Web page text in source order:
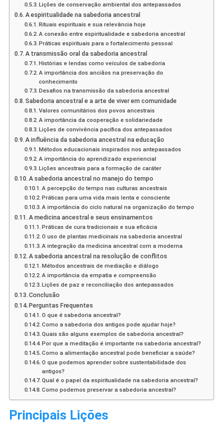
Lições de conservação ambiental dos antepassados
A espiritualidade na sabedoria ancestral
Rituais espirituais e sua relevância hoje
A conexão entre espiritualidade e sabedoria ancestral
Práticas espirituais para o fortalecimento pessoal
A transmissão oral da sabedoria ancestral
Histórias e lendas como veículos de sabedoria
A importância dos anciãos na preservação do
conhecimento
Desafios na transmissão da sabedoria ancestral
Sabedoria ancestral e a arte de viver em comunidade
Valores comunitários dos povos ancestrais
A importância da cooperação e solidariedade
Lições de convivência pacífica dos antepassados
A influência da sabedoria ancestral na educação
Métodos educacionais inspirados nos antepassados
A importância do aprendizado experiencial
Lições ancestrais para a formação de caráter
A sabedoria ancestral no manejo do tempo
A percepção do tempo nas culturas ancestrais
Práticas para uma vida mais lenta e consciente
A importância do ciclo natural na organização do tempo
A medicina ancestral e seus ensinamentos
Práticas de cura tradicionais e sua eficácia
O uso de plantas medicinais na sabedoria ancestral
A integração da medicina ancestral com a moderna
A sabedoria ancestral na resolução de conflitos
Métodos ancestrais de mediação e diálogo
A importância da empatia e compreensão
Lições de paz e reconciliação dos antepassados
Conclusão
Perguntas Frequentes
O que é sabedoria ancestral?
Como a sabedoria dos antigos pode ajudar hoje?
Quais são alguns exemplos de sabedoria ancestral?
Por que a meditação é importante na sabedoria ancestral?
Como a alimentação ancestral pode beneficiar a saúde?
O que podemos aprender sobre sustentabilidade dos
antigos?
Qual é o papel da espiritualidade na sabedoria ancestral?
Como podemos preservar a sabedoria ancestral?
Principais Lições